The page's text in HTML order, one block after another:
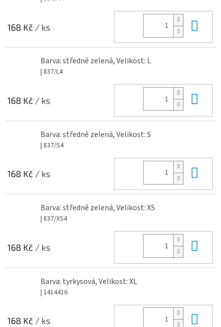
168 Kč / ks
Barva: středně zelená, Velikost: L
| 837/L4
168 Kč / ks
Barva: středně zelená, Velikost: S
| 837/S4
168 Kč / ks
Barva: středně zelená, Velikost: XS
| 837/XS4
168 Kč / ks
Barva: tyrkysová, Velikost: XL
| 1414416
168 Kč / ks